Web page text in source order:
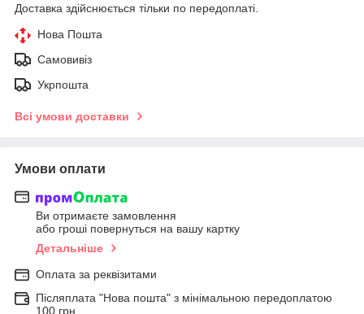
Доставка здійснюється тільки по передоплаті.
Нова Пошта
Самовивіз
Укрпошта
Всі умови доставки
Умови оплати
Ви отримаєте замовлення
або гроші повернуться на вашу картку
Детальніше
Оплата за реквізитами
Післяплата "Нова пошта" з мінімальною передоплатою
100 грн